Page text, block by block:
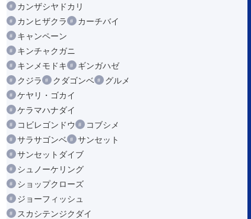
カンザシヤドカリ
カンヒザクラ
カーチバイ
キャンペーン
キンチャクガニ
キンメモドキ
ギンガハゼ
クジラ
クダゴンベ
グルメ
ケヤリ・ゴカイ
ケラマハナダイ
コビレゴンドウ
コブシメ
サラサゴンベ
サンセット
サンセットダイブ
シュノーケリング
ショップクローズ
ジョーフィッシュ
スカシテンジクダイ